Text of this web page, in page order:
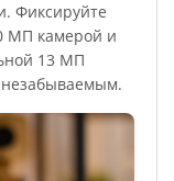
Фиксируйте
МП камерой и
13 МП